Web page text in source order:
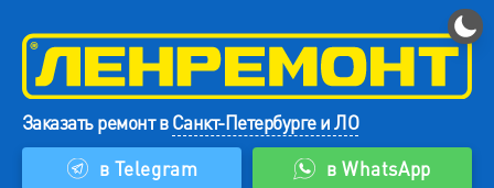
Заказать ремонт вСанкт-Петербурге и ЛО
в Telegram
в WhatsApp